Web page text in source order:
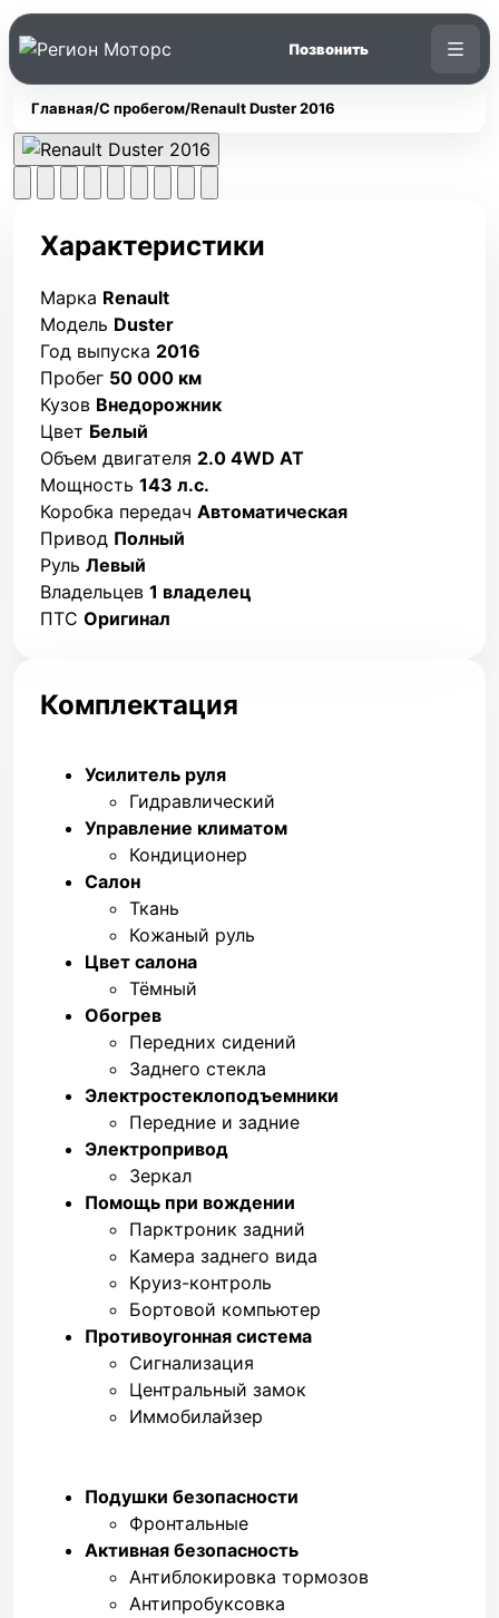
Главная/С пробегом/Renault Duster 2016
Характеристики
Марка Renault
Модель Duster
Год выпуска 2016
Пробег 50 000 км
Кузов Внедорожник
Цвет Белый
Объем двигателя 2.0 4WD AT
Мощность 143 л.с.
Коробка передач Автоматическая
Привод Полный
Руль Левый
Владельцев 1 владелец
ПТС Оригинал
Комплектация
Усилитель руля
Гидравлический
Управление климатом
Кондиционер
Салон
Ткань
Кожаный руль
Цвет салона
Тёмный
Обогрев
Передних сидений
Заднего стекла
Электростеклоподъемники
Передние и задние
Электропривод
Зеркал
Помощь при вождении
Парктроник задний
Камера заднего вида
Круиз-контроль
Бортовой компьютер
Противоугонная система
Сигнализация
Центральный замок
Иммобилайзер
Подушки безопасности
Фронтальные
Активная безопасность
Антиблокировка тормозов
Антипробуксовка